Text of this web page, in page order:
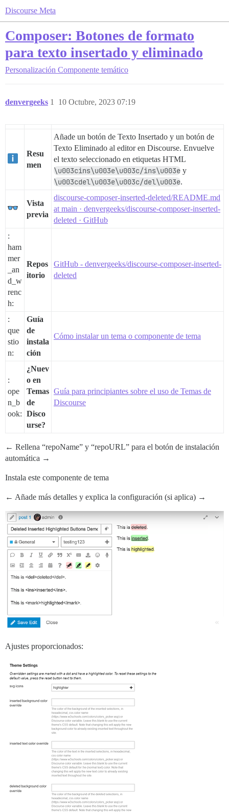
Discourse Meta
Composer: Botones de formato
para texto insertado y eliminado
Personalización Componente temático
denvergeeks 10 Octubre, 2023 07:19
1
Resu
men
Añade un botón de Texto Insertado y un botón de
Texto Eliminado al editor en Discourse. Envuelve
el texto seleccionado en etiquetas HTML
\u003cins\u003e\u003c/ins\u003e y
\u003cdel\u003e\u003c/del\u003e.
Vista
previa
discourse-composer-inserted-deleted/README.md
at main · denvergeeks/discourse-composer-inserted-
deleted · GitHub
:
ham
mer
_an
d_w
renc
h:
Repos
itorio
GitHub - denvergeeks/discourse-composer-inserted-
deleted
:
que
stio
n:
Guía
de
instala
ción
Cómo instalar un tema o componente de tema
:
ope
n_b
ook:
¿Nuev
o en
Temas
de
Disco
urse?
Guía para principiantes sobre el uso de Temas de
Discourse
← Rellena “repoName” y “repoURL” para el botón de instalación
automática →
Instala este componente de tema
← Añade más detalles y explica la configuración (si aplica) →
Ajustes proporcionados: